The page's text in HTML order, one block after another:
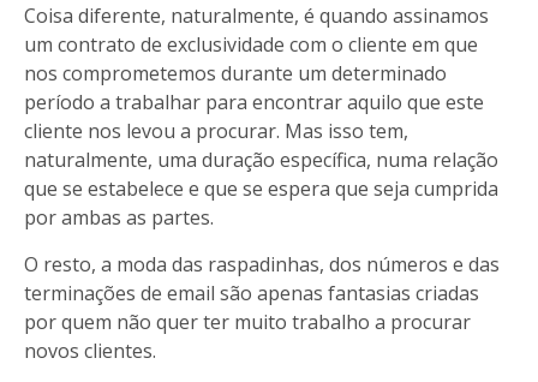
Coisa diferente, naturalmente, é quando assinamos
um contrato de exclusividade com o cliente em que
nos comprometemos durante um determinado
período a trabalhar para encontrar aquilo que este
cliente nos levou a procurar. Mas isso tem,
naturalmente, uma duração específica, numa relação
que se estabelece e que se espera que seja cumprida
por ambas as partes.
O resto, a moda das raspadinhas, dos números e das
terminações de email são apenas fantasias criadas
por quem não quer ter muito trabalho a procurar
novos clientes.